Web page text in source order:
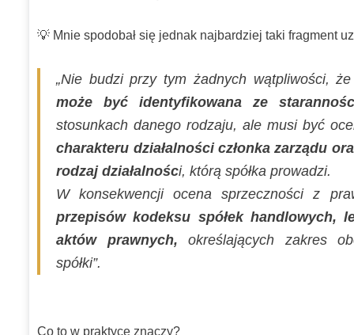
💡 Mnie spodobał się jednak najbardziej taki fragment
„Nie budzi przy tym żadnych wątpliwości,
może być identyfikowana ze
stosunkach danego rodzaju, ale musi być
charakteru działalności członka zarządu
rodzaj działalności, którą spółka prowadzi.
W konsekwencji ocena sprzeczności z
przepisów kodeksu spółek handlowych,
aktów prawnych, określających zakres
spółki”.
Co to w praktyce znaczy?